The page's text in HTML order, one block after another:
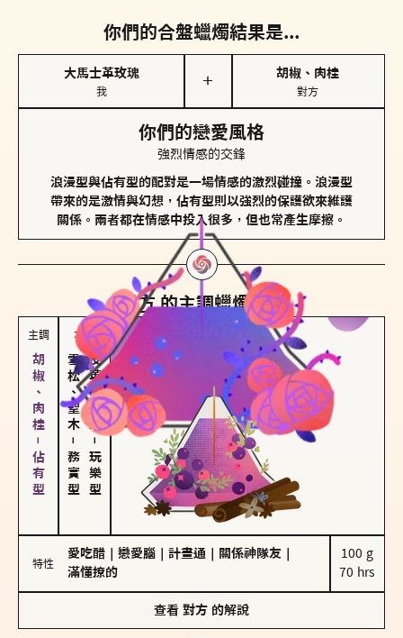
你們的合盤蠟燭結果是...
大馬士革玫瑰
我
＋
胡椒、肉桂
對方
你們的戀愛風格
強烈情感的交鋒
浪漫型與佔有型的配對是一場情感的激烈碰撞。浪漫型
帶來的是激情與幻想，佔有型則以強烈的保護欲來維護
關係。兩者都在情感中投入很多，但也常產生摩擦。
對方的主調蠟燭是...
主調
胡椒、肉桂－佔有型
次調
雪松、聖木
－
務實型
皮革、琥珀
－
玩樂型
特性
愛吃醋 戀愛腦 計畫通 關係神隊友
滿懂撩的
100 g
70 hrs
查看 對方 的解說